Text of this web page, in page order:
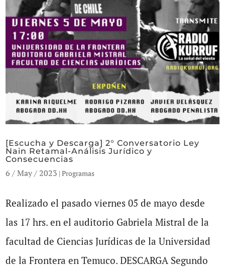
[Escucha y Descarga] 2° Conversatorio Ley
Nain Retamal-Análisis Jurídico y
Consecuencias
6 / May / 2023 |Programas
Realizado el pasado viernes 05 de mayo desde
las 17 hrs. en el auditorio Gabriela Mistral de la
facultad de Ciencias Jurídicas de la Universidad
de la Frontera en Temuco. DESCARGA Segundo